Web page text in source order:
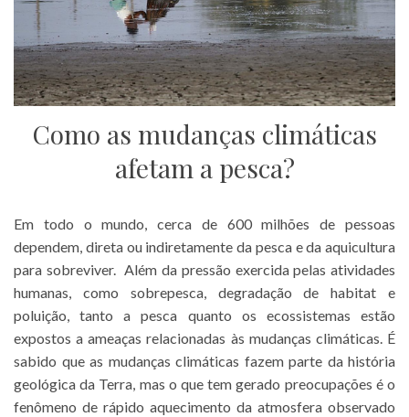
Como as mudanças climáticas
afetam a pesca?
Em todo o mundo, cerca de 600 milhões de pessoas
dependem, direta ou indiretamente da pesca e da aquicultura
para sobreviver. Além da pressão exercida pelas atividades
humanas, como sobrepesca, degradação de habitat e
poluição, tanto a pesca quanto os ecossistemas estão
expostos a ameaças relacionadas às mudanças climáticas. É
sabido que as mudanças climáticas fazem parte da história
geológica da Terra, mas o que tem gerado preocupações é o
fenômeno de rápido aquecimento da atmosfera observado